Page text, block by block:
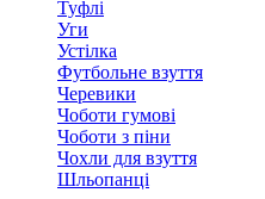
Туфлі
Уги
Устілка
Футбольне взуття
Черевики
Чоботи гумові
Чоботи з піни
Чохли для взуття
Шльопанці